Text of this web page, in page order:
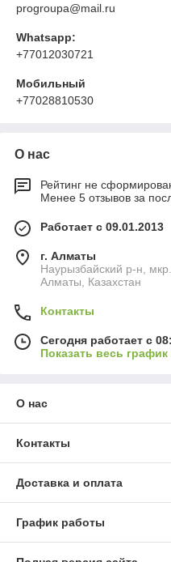
progroupa@mail.ru
Whatsapp:
+77012030721
Мобильный
+77028810530
О нас
Рейтинг не
Менее 5 отзывов за
Работает с 09.01.2013
г. Алматы
Наурызбайский р-н,
Алматы, Казахстан
Контакты
Сегодня работает с
Показать весь
О нас
Контакты
Доставка и оплата
График работы